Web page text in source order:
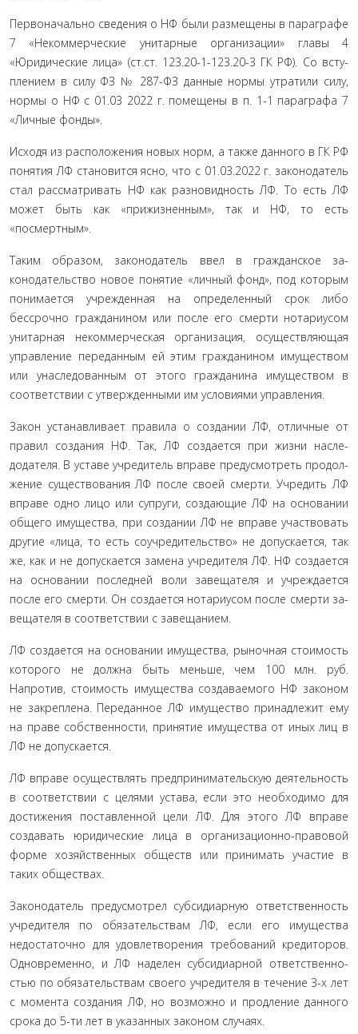
Первоначально сведения о НФ были размещены в пара­графе
7 «Некоммерческие унитарные организации» главы 4
«Юридические лица» (ст.ст. 123.20-1-123.20-3 ГК РФ). Со всту­
плением в силу ФЗ № 287-ФЗ данные нормы утратили силу,
нормы о НФ с 01.03 2022 г. помещены в п. 1-1 параграфа 7
«Личные фонды».
Исходя из расположения новых норм, а также данного в ГК РФ
понятия ЛФ становится ясно, что с 01.03.2022 г. за­конодатель
стал рассматривать НФ как разновидность ЛФ. То есть ЛФ
может быть как «прижизненным», так и НФ, то есть
«посмертным».
Таким образом, законодатель ввел в гражданское за­
конодательство новое понятие «личный фонд», под кото­рым
понимается учрежденная на определенный срок либо
бессрочно гражданином или после его смерти нотариусом
унитарная некоммерческая организация, осуществляю­щая
управление переданным ей этим гражданином иму­ществом
или унаследованным от этого гражданина иму­ществом в
соответствии с утвержденными им условиями управления.
Закон устанавливает правила о создании ЛФ, отличные от
правил создания НФ. Так, ЛФ создается при жизни насле­
додателя. В уставе учредитель вправе предусмотреть продол­
жение существования ЛФ после своей смерти. Учредить ЛФ
вправе одно лицо или супруги, создающие ЛФ на основании
общего имущества, при создании ЛФ не вправе участвовать
другие «лица, то есть соучредительство» не допускается, так
же, как и не допускается замена учредителя ЛФ. НФ создает­ся
на основании последней воли завещателя и учреждается
после его смерти. Он создается нотариусом после смерти за­
вещателя в соответствии с завещанием.
ЛФ создается на основании имущества, рыночная стои­мость
которого не должна быть меньше, чем 100 млн. руб.
Напротив, стоимость имущества создаваемого НФ законом
не закреплена. Переданное ЛФ имущество принадлежит ему
на праве собственности, принятие имущества от иных лиц в
ЛФ не допускается.
ЛФ вправе осуществлять предпринимательскую дея­тельность
в соответствии с целями устава, если это необхо­димо для
достижения поставленной цели ЛФ. Для этого ЛФ вправе
создавать юридические лица в организационно-пра­вовой
форме хозяйственных обществ или принимать участие в
таких обществах.
Законодатель предусмотрел субсидиарную ответствен­ность
учредителя по обязательствам ЛФ, если его имущества
недостаточно для удовлетворения требований кредиторов.
Одновременно, и ЛФ наделен субсидиарной ответственно­
стью по обязательствам своего учредителя в течение 3-х лет
с момента создания ЛФ, но возможно и продление данного
срока до 5-ти лет в указанных законом случаях.